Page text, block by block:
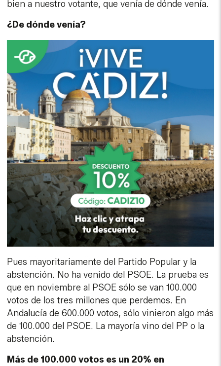
bien a nuestro votante, que venía de dónde venía.
¿De dónde venía?
Pues mayoritariamente del Partido Popular y la
abstención. No ha venido del PSOE. La prueba es
que en noviembre al PSOE sólo se van 100.000
votos de los tres millones que perdemos. En
Andalucía de 600.000 votos, sólo vinieron algo más
de 100.000 del PSOE. La mayoría vino del PP o la
abstención.
Más de 100.000 votos es un 20% en